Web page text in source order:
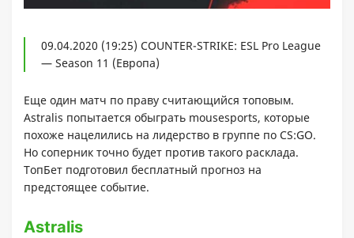
09.04.2020 (19:25) COUNTER-STRIKE: ESL Pro League
— Season 11 (Европа)
Еще один матч по праву считающийся топовым.
Astralis попытается обыграть mousesports, которые
похоже нацелились на лидерство в группе по CS:GO.
Но соперник точно будет против такого расклада.
ТопБет подготовил бесплатный прогноз на
предстоящее событие.
Astralis